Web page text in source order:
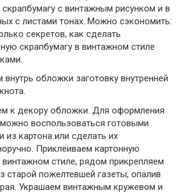
с винтажным рисунком и в
с листами тонах. Можно сэкономить:
секретов, как сделать
скрапбумагу в винтажном стиле
внутрь обложки заготовку внутренней
к декору обложки. Для оформления
воспользоваться готовыми
из картона или сделать их
Приклеиваем картонную
стиле, рядом прикрепляем
старой пожелтевшей газеты, опалив
Украшаем винтажным кружевом и